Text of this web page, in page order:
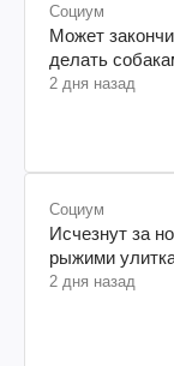
Социум
Может
делать
2 дня назад
Социум
Исчезнут за
рыжими
2 дня назад